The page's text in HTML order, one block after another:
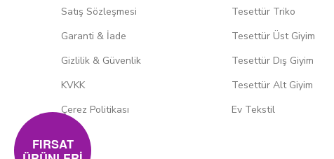
Satış Sözleşmesi
Garanti & İade
Gizlilik & Güvenlik
KVKK
Çerez Politikası
Tesettür Triko
Tesettür Üst Giyim
Tesettür Dış Giyim
Tesettür Alt Giyim
Ev Tekstil
FIRSAT